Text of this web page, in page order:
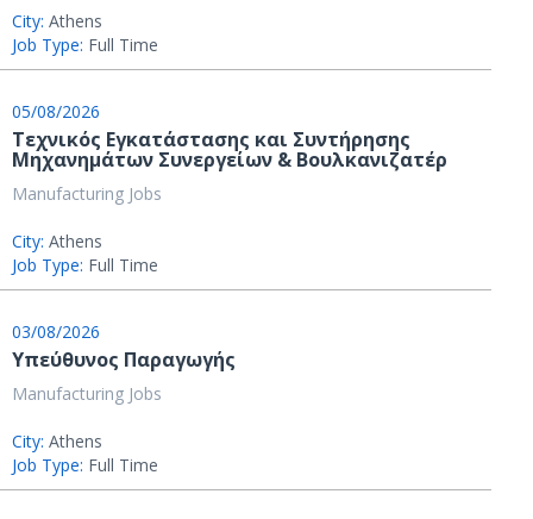
City: Athens
Job Type: Full Time
05/08/2026
Τεχνικός Εγκατάστασης και Συντήρησης
Μηχανημάτων Συνεργείων & Βουλκανιζατέρ
Manufacturing Jobs
City: Athens
Job Type: Full Time
03/08/2026
Υπεύθυνος Παραγωγής
Manufacturing Jobs
City: Athens
Job Type: Full Time